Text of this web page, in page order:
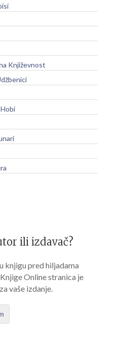
Književnost
ili izdavač?
knjigu pred hiljadama
Online stranica je
vaše izdanje.